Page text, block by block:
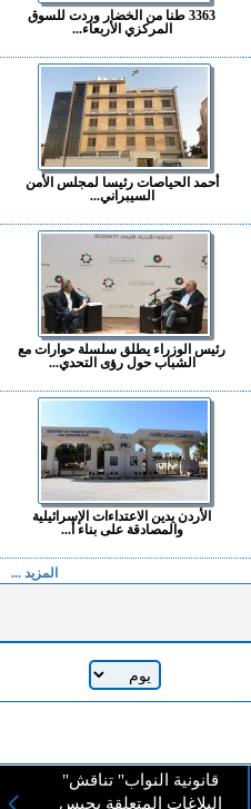
3363 طنا من الخضار وردت للسوق
المركزي الأربعاء...
أحمد الحياصات رئيسا لمجلس الأمن
السيبراني...
رئيس الوزراء يطلق سلسلة حوارات مع
الشباب حول رؤى التحدي...
الأردن يدين الاعتداءات الإسرائيلية
والمصادقة على بناء أ...
المزيد ...
"قانونية النواب" تناقش
البلاغات المتعلقة بحبس
( المدينة نيوز ) - الآراء والتعليقات